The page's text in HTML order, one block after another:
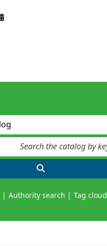
Authority search Tag cloud